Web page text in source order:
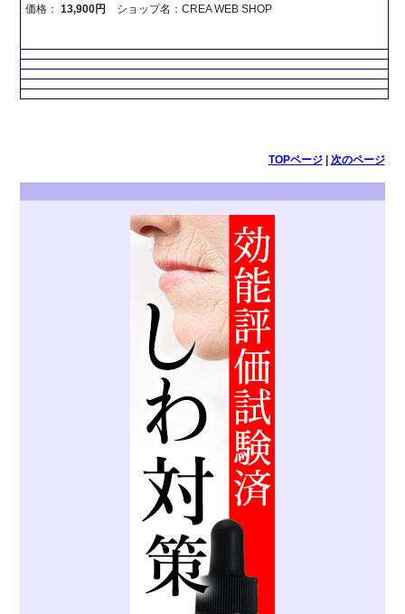
価格：13,900円 ショップ名：CREA WEB SHOP
TOPページ| 次のページ